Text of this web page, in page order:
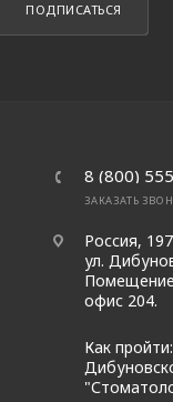
ПОДПИСАТЬСЯ
8 (800)
ЗАКАЗАТЬ
Россия,
ул.
офис 204.
Как